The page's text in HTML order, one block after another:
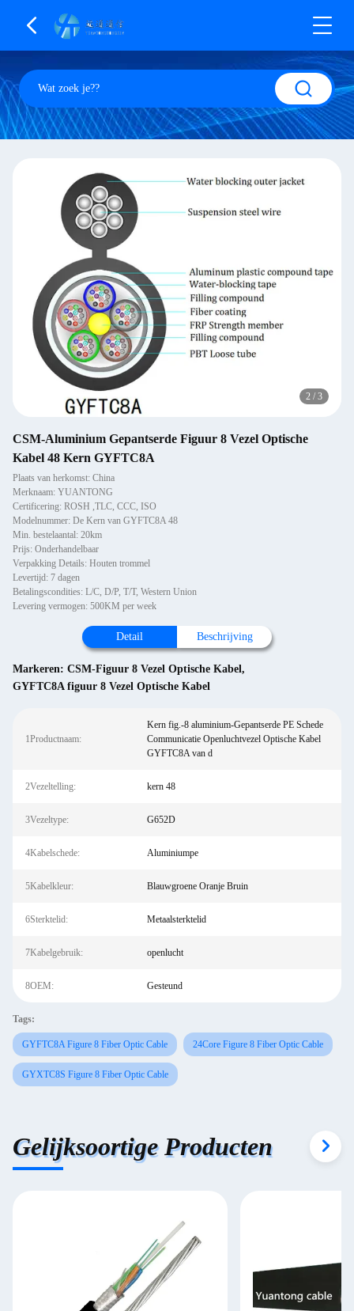
2 / 3
CSM-Aluminium Gepantserde Figuur 8 Vezel Optische
Kabel 48 Kern GYFTC8A
Plaats van herkomst: China
Merknaam: YUANTONG
Certificering: ROSH ,TLC, CCC, ISO
Modelnummer: De Kern van GYFTC8A 48
Min. bestelaantal: 20km
Prijs: Onderhandelbaar
Verpakking Details: Houten trommel
Levertijd: 7 dagen
Betalingscondities: L/C, D/P, T/T, Western Union
Levering vermogen: 500KM per week
Detail Beschrijving
Markeren: CSM-Figuur 8 Vezel Optische Kabel,
GYFTC8A figuur 8 Vezel Optische Kabel
1Productnaam:
Kern fig.-8 aluminium-Gepantserde PE Schede
Communicatie Openluchtvezel Optische Kabel
GYFTC8A van d
2Vezeltelling: kern 48
3Vezeltype: G652D
4Kabelschede: Aluminiumpe
5Kabelkleur: Blauwgroene Oranje Bruin
6Sterktelid: Metaalsterktelid
7Kabelgebruik: openlucht
8OEM: Gesteund
Tags:
GYFTC8A Figure 8 Fiber Optic Cable 24Core Figure 8 Fiber Optic Cable
GYXTC8S Figure 8 Fiber Optic Cable
Gelijksoortige Producten